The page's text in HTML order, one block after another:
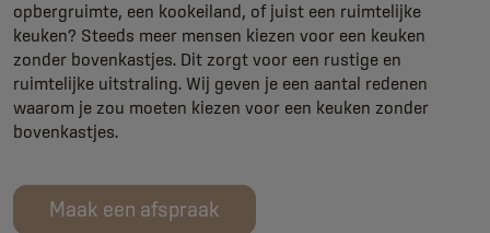
opbergruimte, een kookeiland, of juist een ruimtelijke
keuken? Steeds meer mensen kiezen voor een keuken
zonder bovenkastjes. Dit zorgt voor een rustige en
ruimtelijke uitstraling. Wij geven je een aantal redenen
waarom je zou moeten kiezen voor een keuken zonder
bovenkastjes.
Maak een afspraak